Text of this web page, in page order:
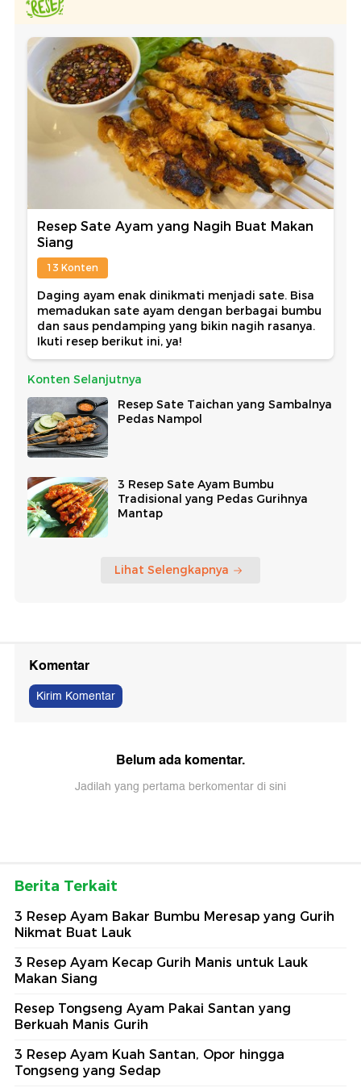
Resep Sate Ayam yang Nagih Buat Makan
Siang
13 Konten
Daging ayam enak dinikmati menjadi sate. Bisa
memadukan sate ayam dengan berbagai bumbu
dan saus pendamping yang bikin nagih rasanya.
Ikuti resep berikut ini, ya!
Konten Selanjutnya
Resep Sate Taichan yang Sambalnya
Pedas Nampol
3 Resep Sate Ayam Bumbu
Tradisional yang Pedas Gurihnya
Mantap
Lihat Selengkapnya
Komentar
Kirim Komentar
Belum ada komentar.
Jadilah yang pertama berkomentar di sini
Berita Terkait
3 Resep Ayam Bakar Bumbu Meresap yang Gurih
Nikmat Buat Lauk
3 Resep Ayam Kecap Gurih Manis untuk Lauk
Makan Siang
Resep Tongseng Ayam Pakai Santan yang
Berkuah Manis Gurih
3 Resep Ayam Kuah Santan, Opor hingga
Tongseng yang Sedap